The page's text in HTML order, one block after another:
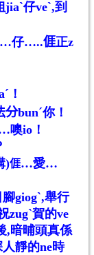
仔veˋ,到
仔…..𠊎正z
！
bunˊ你！
噢io！
)𠊎…愛…
giogˋ,舉行
zugˋ賀的ve
,暗晡頭真係
靜的ne時